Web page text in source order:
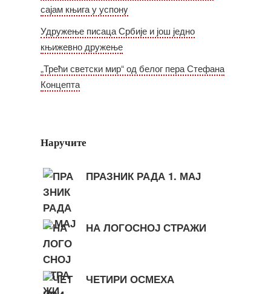
сајам књига у успонy
Удружење писаца Србије и још једно
књижевно дружење
„Трећи светски мир“ од белог пера Стефана
Концепта
Наручите
ПРАЗНИК РАДА 1. МАЈ
НА ЛОГОСНОЈ СТРАЖИ
ЧЕТИРИ ОСМЕХА